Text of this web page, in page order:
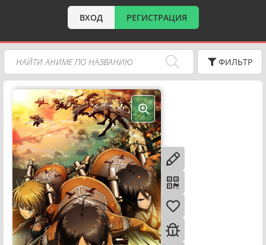
ВХОД РЕГИСТРАЦИЯ
ФИЛЬТР